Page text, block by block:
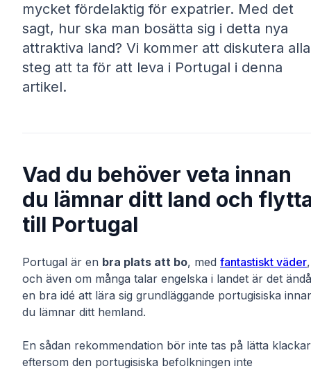
mycket fördelaktig för expatrier. Med det
sagt, hur ska man bosätta sig i detta nya
attraktiva land? Vi kommer att diskutera alla
steg att ta för att leva i Portugal i denna
artikel.
Vad du behöver veta innan
du lämnar ditt land och
till Portugal
Portugal är en bra plats att bo, med fantastiskt väder,
och även om många talar engelska i landet är det ändå
en bra idé att lära sig grundläggande portugisiska
du lämnar ditt hemland.
En sådan rekommendation bör inte tas på lätta
eftersom den portugisiska befolkningen inte